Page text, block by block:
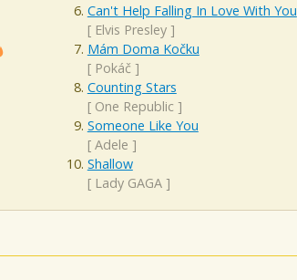
Can't Help Falling In Love With You
[ Elvis Presley]
Mám Doma Kočku
[ Pokáč ]
Counting Stars
[ One Republic ]
Someone Like You
[ Adele ]
Shallow
[ Lady GAGA]